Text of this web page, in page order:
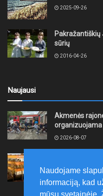
2025-09-26
Pakražantiškių
sūrių
2016-04-26
Naujausi
Akmenės
organizuojama
2026-08-07
smulkiojo ir
2026-08-07
Naudojame
informaciją, kad
mūsų svetainėje.